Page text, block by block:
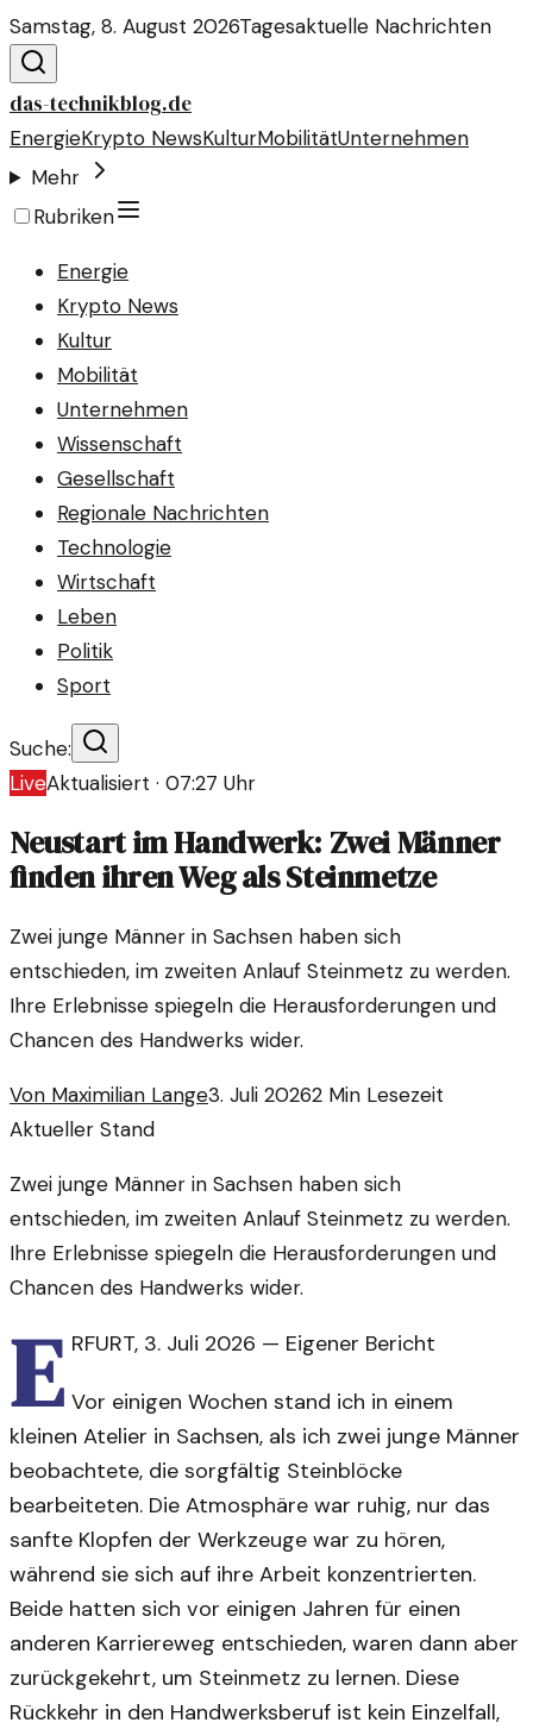
Samstag, 8. August 2026Tagesaktuelle Nachrichten
das-technikblog.de
EnergieKrypto NewsKulturMobilitätUnternehmen
Mehr
Rubriken
Energie
Krypto News
Kultur
Mobilität
Unternehmen
Wissenschaft
Gesellschaft
Regionale Nachrichten
Technologie
Wirtschaft
Leben
Politik
Sport
Suche:
LiveAktualisiert · 07:27 Uhr
Neustart im Handwerk: Zwei Männer
finden ihren Weg als Steinmetze
Zwei junge Männer in Sachsen haben sich
entschieden, im zweiten Anlauf Steinmetz zu werden.
Ihre Erlebnisse spiegeln die Herausforderungen und
Chancen des Handwerks wider.
Von Maximilian Lange3. Juli 20262 Min Lesezeit
Aktueller Stand
Zwei junge Männer in Sachsen haben sich
entschieden, im zweiten Anlauf Steinmetz zu werden.
Ihre Erlebnisse spiegeln die Herausforderungen und
Chancen des Handwerks wider.
E RFURT, 3. Juli 2026 — Eigener Bericht
Vor einigen Wochen stand ich in einem
kleinen Atelier in Sachsen, als ich zwei junge Männer
beobachtete, die sorgfältig Steinblöcke
bearbeiteten. Die Atmosphäre war ruhig, nur das
sanfte Klopfen der Werkzeuge war zu hören,
während sie sich auf ihre Arbeit konzentrierten.
Beide hatten sich vor einigen Jahren für einen
anderen Karriereweg entschieden, waren dann aber
zurückgekehrt, um Steinmetz zu lernen. Diese
Rückkehr in den Handwerksberuf ist kein Einzelfall,